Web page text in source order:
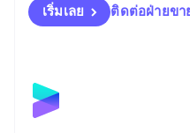
เริ่มเลย ติดต่อฝ่ายขา
สโลวาเกีย
English
Deutsch
สวีเดน